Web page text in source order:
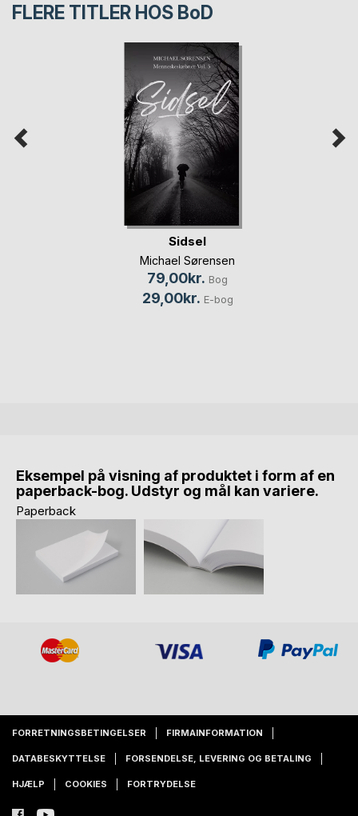
FLERE TITLER HOS BoD
Sidsel
Michael Sørensen
79,00kr. Bog
29,00kr. E-bog
Eksempel på visning af produktet i form af en
paperback-bog. Udstyr og mål kan variere.
Paperback
FORRETNINGSBETINGELSER FIRMAINFORMATION
DATABESKYTTELSE FORSENDELSE, LEVERING OG BETALING
HJÆLP COOKIES FORTRYDELSE